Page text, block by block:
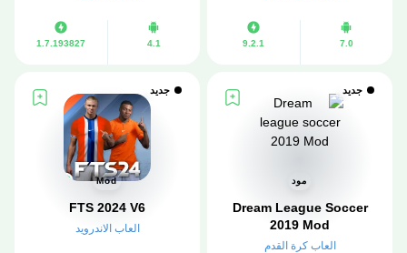
7.0
9.2.1
4.1
1.7.193827
جديد
مود
Dream League Soccer
2019 Mod
العاب كرة القدم
جديد
Mod
FTS 2024 V6
العاب الاندرويد